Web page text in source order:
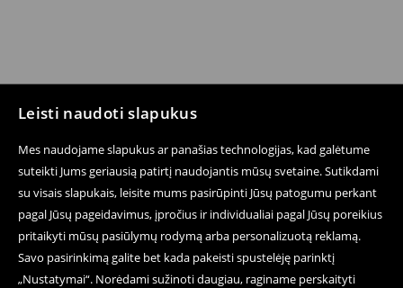
Leisti naudoti slapukus
Mes naudojame slapukus ar panašias technologijas, kad galėtume
suteikti Jums geriausią patirtį naudojantis mūsų svetaine. Sutikdami
su visais slapukais, leisite mums pasirūpinti Jūsų patogumu perkant
pagal Jūsų pageidavimus, įpročius ir individualiai pagal Jūsų poreikius
pritaikyti mūsų pasiūlymų rodymą arba personalizuotą reklamą.
Savo pasirinkimą galite bet kada pakeisti spustelėję parinktį
„Nustatymai“. Norėdami sužinoti daugiau, raginame perskaityti